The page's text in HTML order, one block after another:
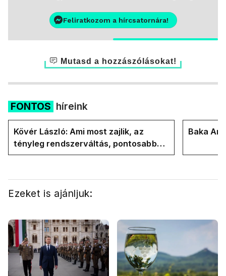
Feliratkozom a hírcsatornára!
Mutasd a hozzászólásokat!
FONTOS híreink
Kövér László: Ami most zajlik, az
tényleg rendszerváltás, pontosabban
rendszervisszaváltás
Baka
Ezeket is ajánljuk: